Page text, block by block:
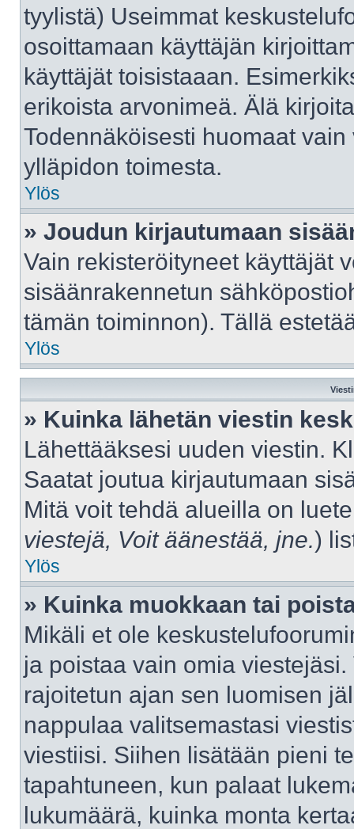
tyylistä) Useimmat
osoittamaan käyttäjän
käyttäjät toisistaaan.
erikoista arvonimeä. Älä
Todennäköisesti huomaat
ylläpidon toimesta.
Ylös
» Joudun kirjautumaan
Vain rekisteröityneet käyttäjät
sisäänrakennetun
tämän toiminnon). Tällä
Ylös
» Kuinka lähetän viestin
Lähettääksesi uuden viestin.
Saatat joutua kirjautumaan
Mitä voit tehdä alueilla on
viestejä, Voit äänestää, jne.)
Ylös
» Kuinka muokkaan tai
Mikäli et ole
ja poistaa vain omia
rajoitetun ajan sen luomisen
nappulaa valitsemastasi
viestiisi. Siihen lisätään pieni
tapahtuneen, kun palaat
lukumäärä, kuinka monta